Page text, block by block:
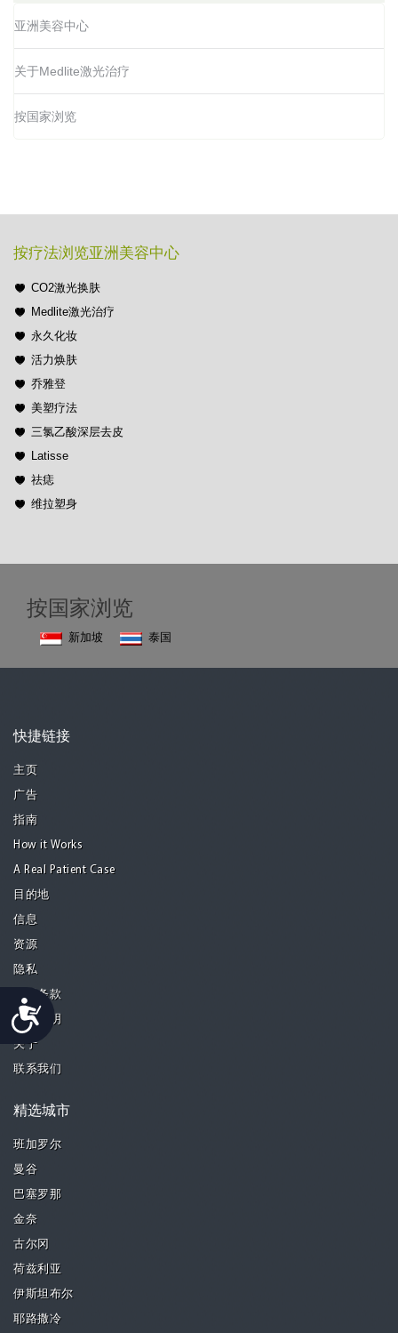
Accessibility
亚洲美容中心
关于Medlite激光治疗
按国家浏览
按疗法浏览亚洲美容中心
CO2激光换肤
Medlite激光治疗
永久化妆
活力焕肤
乔雅登
美塑疗法
三氯乙酸深层去皮
Latisse
祛痣
维拉塑身
按国家浏览
新加坡 泰国
快捷链接
主页
广告
指南
How it Works
A Real Patient Case
目的地
信息
资源
隐私
使用条款
免责声明
关于
联系我们
精选城市
班加罗尔
曼谷
巴塞罗那
金奈
古尔冈
荷兹利亚
伊斯坦布尔
耶路撒冷